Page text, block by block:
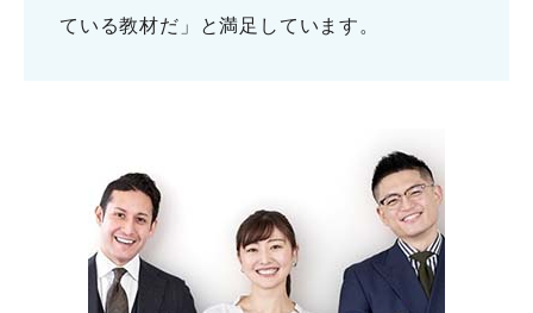
ている教材だ」と満足しています。